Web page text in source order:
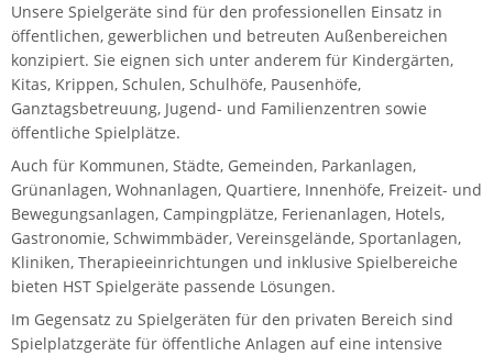
Unsere Spielgeräte sind für den professionellen Einsatz in
öffentlichen, gewerblichen und betreuten Außenbereichen
konzipiert. Sie eignen sich unter anderem für Kindergärten,
Kitas, Krippen, Schulen, Schulhöfe, Pausenhöfe,
Ganztagsbetreuung, Jugend- und Familienzentren sowie
öffentliche Spielplätze.
Auch für Kommunen, Städte, Gemeinden, Parkanlagen,
Grünanlagen, Wohnanlagen, Quartiere, Innenhöfe, Freizeit- und
Bewegungsanlagen, Campingplätze, Ferienanlagen, Hotels,
Gastronomie, Schwimmbäder, Vereinsgelände, Sportanlagen,
Kliniken, Therapieeinrichtungen und inklusive Spielbereiche
bieten HST Spielgeräte passende Lösungen.
Im Gegensatz zu Spielgeräten für den privaten Bereich sind
Spielplatzgeräte für öffentliche Anlagen auf eine intensive